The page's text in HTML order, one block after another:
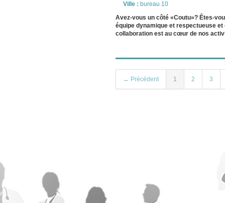
Ville : bureau 10
Avez-vous un côté «Coutu»? Êtes-
équipe dynamique et respectueuse
collaboration est au cœur de nos
← Précédent 1 2 3